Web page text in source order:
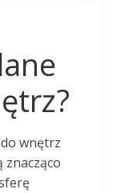
wnętrz
znacząco